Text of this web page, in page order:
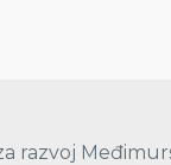
razvoj